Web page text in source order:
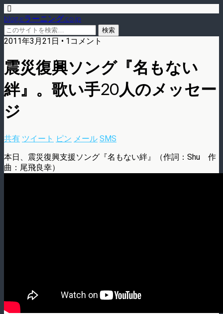
blog.eラーニング.co.jp
2011年3月21日 • 1コメント
震災復興ソング『名もない
絆』。歌い手20人のメッセー
ジ
共有 ツイート ピン メール SMS
本日、震災復興支援ソング『名もない絆』（作詞：Shu 作
曲：尾飛良幸）